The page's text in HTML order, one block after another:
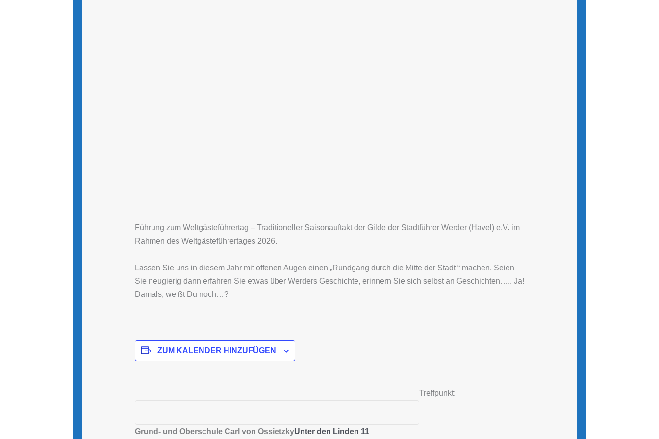
Führung zum Weltgästeführertag – Traditioneller Saisonauftakt der Gilde der Stadtführer Werder (Havel) e.V. im
Rahmen des Weltgästeführertages 2026.
Lassen Sie uns in diesem Jahr mit offenen Augen einen „Rundgang durch die Mitte der Stadt “ machen. Seien
Sie neugierig dann erfahren Sie etwas über Werders Geschichte, erinnern Sie sich selbst an Geschichten….. Ja!
Damals, weißt Du noch…?
ZUM KALENDER HINZUFÜGEN
Treffpunkt:
Grund- und Oberschule Carl von OssietzkyUnter den Linden 11